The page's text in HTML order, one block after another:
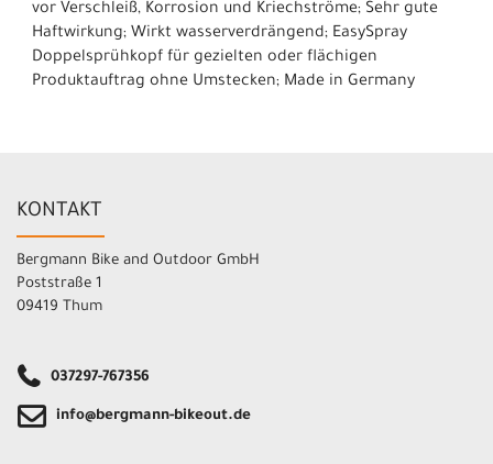
vor Verschleiß, Korrosion und Kriechströme; Sehr gute
Haftwirkung; Wirkt wasserverdrängend; EasySpray
Doppelsprühkopf für gezielten oder flächigen
Produktauftrag ohne Umstecken; Made in Germany
KONTAKT
Bergmann Bike and Outdoor GmbH
Poststraße 1
09419 Thum
037297-767356
info@bergmann-bikeout.de